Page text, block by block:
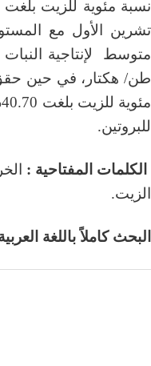
طن/ هكتار، في حين حقق
للبروتين.
الكلمات المفتاحية :
الزيت.
البحث كاملاً باللغة